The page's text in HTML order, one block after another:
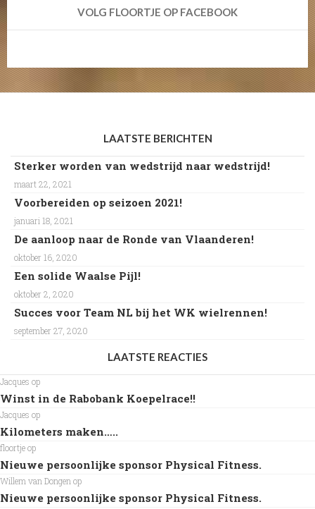
VOLG FLOORTJE OP FACEBOOK
LAATSTE BERICHTEN
Sterker worden van wedstrijd naar wedstrijd!
maart 22, 2021
Voorbereiden op seizoen 2021!
januari 18, 2021
De aanloop naar de Ronde van Vlaanderen!
oktober 16, 2020
Een solide Waalse Pijl!
oktober 2, 2020
Succes voor Team NL bij het WK wielrennen!
september 27, 2020
LAATSTE REACTIES
Jacques op
Winst in de Rabobank Koepelrace!!
Jacques op
Kilometers maken…..
floortjeop
Nieuwe persoonlijke sponsor Physical Fitness.
Willem van Dongen op
Nieuwe persoonlijke sponsor Physical Fitness.